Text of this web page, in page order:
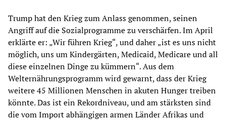
Trump hat den Krieg zum Anlass genommen, seinen
Angriff auf die Sozialprogramme zu verschärfen. Im April
erklärte er: „Wir führen Krieg“, und daher „ist es uns nicht
möglich, uns um Kindergärten, Medicaid, Medicare und all
diese einzelnen Dinge zu kümmern“. Aus dem
Welternährungsprogramm wird gewarnt, dass der Krieg
weitere 45 Millionen Menschen in akuten Hunger treiben
könnte. Das ist ein Rekordniveau, und am stärksten sind
die vom Import abhängigen armen Länder Afrikas und